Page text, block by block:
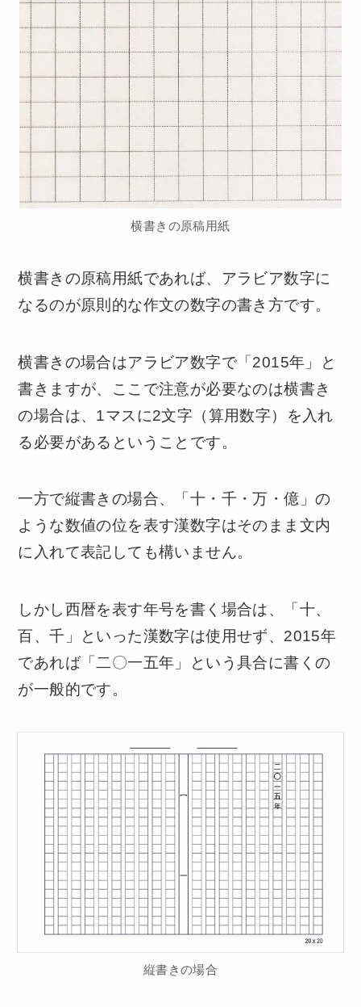
横書きの原稿用紙
横書きの原稿用紙であれば、アラビア数字に
なるのが原則的な作文の数字の書き方です。
横書きの場合はアラビア数字で「2015年」と
書きますが、ここで注意が必要なのは横書き
の場合は、1マスに2文字（算用数字）を入れ
る必要があるということです。
一方で縦書きの場合、「十・千・万・億」の
ような数値の位を表す漢数字はそのまま文内
に入れて表記しても構いません。
しかし西暦を表す年号を書く場合は、「十、
百、千」といった漢数字は使用せず、2015年
であれば「二〇一五年」という具合に書くの
が一般的です。
縦書きの場合